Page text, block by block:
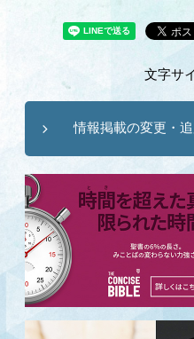
文字サ
情報掲載の変更・